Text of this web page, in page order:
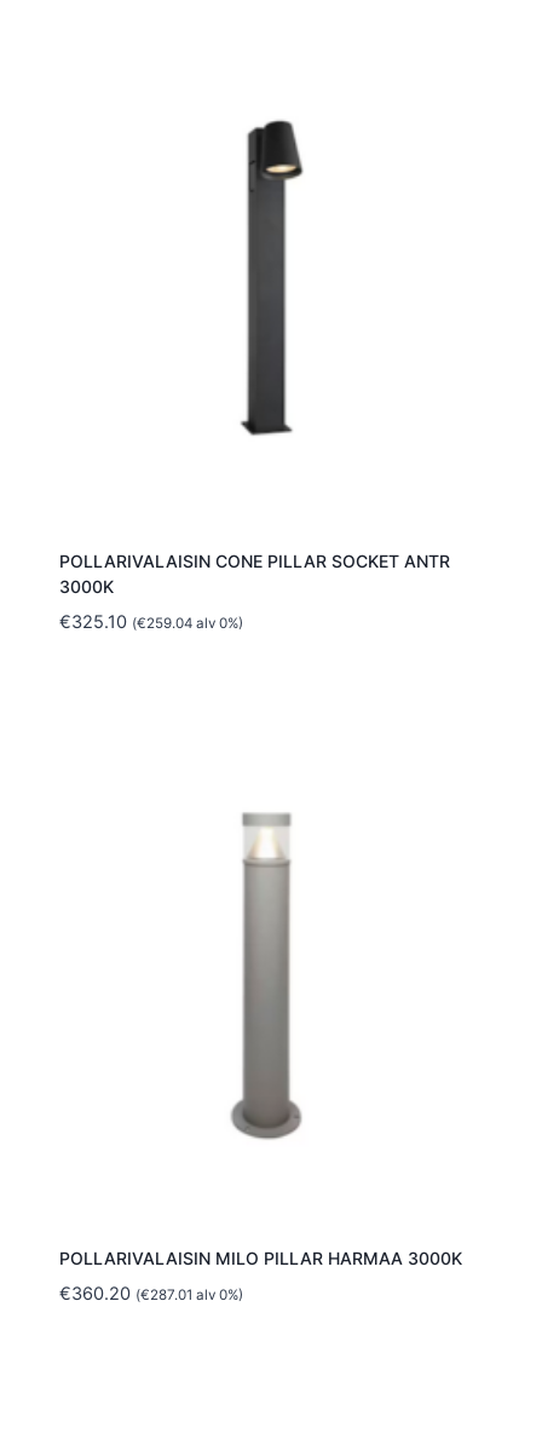
POLLARIVALAISIN CONE PILLAR SOCKET ANTR
3000K
€325.10 (€259.04alv 0%)
POLLARIVALAISIN MILO PILLAR HARMAA 3000K
€360.20 (€287.01 alv 0%)